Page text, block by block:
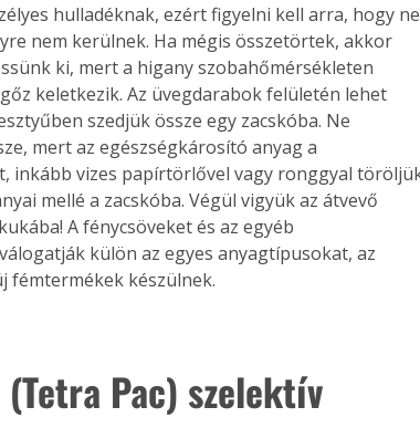
a
az
hulladéknak, ezért figyelni kell arra, hogy ne
nem kerülnek. Ha mégis összetörtek, akkor
ki, mert a higany szobahőmérsékleten
keletkezik. Az üvegdarabok felületén lehet
szedjük össze egy zacskóba. Ne
mert az egészségkárosító anyag a
inkább vizes papírtörlővel vagy ronggyal
mellé a zacskóba. Végül vigyük az átvevő
A fénycsöveket és az egyéb
külön az egyes anyagtípusokat, az
fémtermékek készülnek.
Pac) szelektív